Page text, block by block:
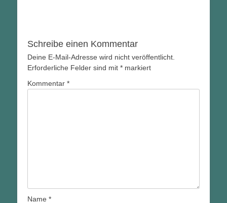
Schreibe einen Kommentar
Deine E-Mail-Adresse wird nicht veröffentlicht.
Erforderliche Felder sind mit * markiert
Kommentar *
Name *